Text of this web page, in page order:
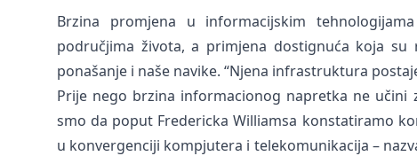
Brzina promjena u informacijskim
područjima života, a primjena dostignuća koja
ponašanje i naše navike. “Njena infrastruktura
Prije nego brzina informacionog napretka ne učini
smo da poput Fredericka Williamsa konstatiramo
u konvergenciji kompjutera i telekomunikacija –